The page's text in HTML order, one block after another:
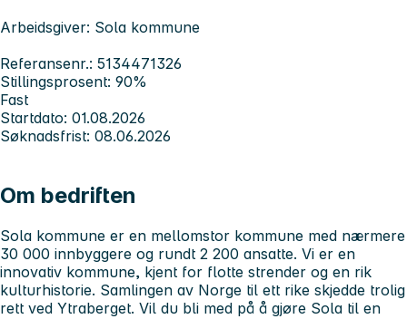
Arbeidsgiver: Sola kommune
Referansenr.: 5134471326
Stillingsprosent: 90%
Fast
Startdato: 01.08.2026
Søknadsfrist: 08.06.2026
Om bedriften
Sola kommune er en mellomstor kommune med nærmere
30 000 innbyggere og rundt 2 200 ansatte. Vi er en
innovativ kommune, kjent for flotte strender og en rik
kulturhistorie. Samlingen av Norge til ett rike skjedde trolig
rett ved Ytraberget. Vil du bli med på å gjøre Sola til en